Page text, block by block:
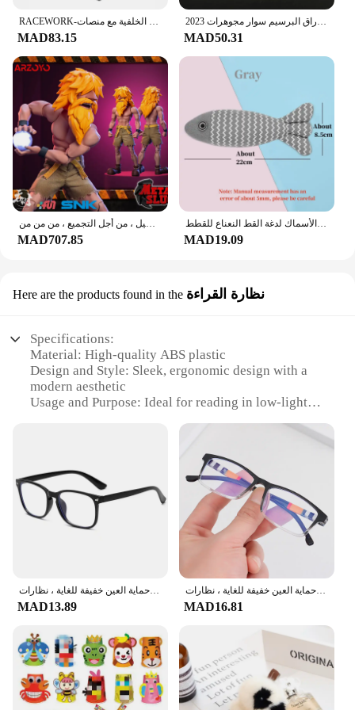
RACEWORK-الطريق دراجة مزدوجة المحور الفرجار ، دراجة الفرامل ، سباق الألومنيوم الجانب سحب الفرجار ، الجبهة الخلفية مع منصات
MAD83.15
2023 الفاخرة الأخضر زهرة الطبيعية الأبيض شل زهرة حجر سوار السيدات هدية عالية الجودة أربع أوراق البرسيم سوار مجوهرات
MAD50.31
استديو تونشي شكل إيشيمونجي بفم قابل للنقل ، مقاتل معدني مجند ذكر ، طراز قابل للتحصيل ، من أجل التجميع ، من من من
MAD707.85
الأسنان طحن النعناع البري اللعب مضحك التفاعلية أفخم القط لعبة الحيوانات الأليفة هريرة مضغ لعبة صوتية الأسماك لدغة القط النعناع للقطط
MAD19.09
Here are the products found in the نظارة القراءة
Specifications:
Material: High-quality ABS plastic
Design and Style: Sleek, ergonomic design with a
modern aesthetic
Usage and Purpose: Ideal for reading in low-light
Performance and Property: Energy-efficient LED
lighting with adjustable brightness
Parts and Accessories: Includes a protective case
for storage and travel
Applicable People: Suitable for individuals with
visual impairments or those who enjoy reading in
the dark
**Enhanced Reading Experience**
that caters to the needs of readers who require
optimal lighting conditions for their reading
sessions. Its sleek and ergonomic design ensures
comfort during prolonged use, making it an
indispensable tool for bookworms and students
نظارات أنيقة مضادة للضوء الأزرق-نظارات حماية العين خفيفة للغاية ، نظارات Presbyopia مريحة وأنيقة
MAD13.89
نظارات أنيقة مضادة للضوء الأزرق-نظارات حماية العين خفيفة للغاية ، نظارات Presbyopia مريحة وأنيقة
MAD16.81